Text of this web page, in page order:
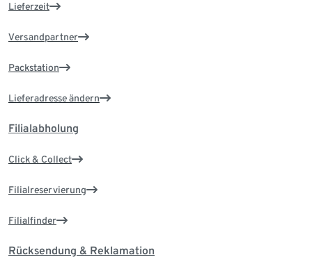
Lieferzeit
Versandpartner
Packstation
Lieferadresse ändern
Filialabholung
Click & Collect
Filialreservierung
Filialfinder
Rücksendung & Reklamation